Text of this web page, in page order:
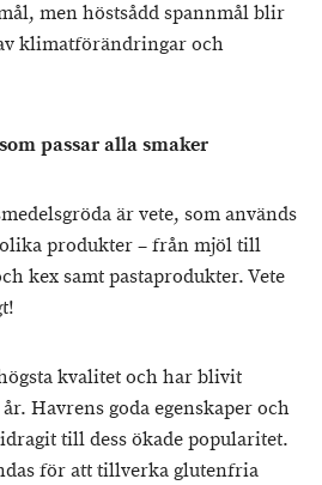
men höstsådd spannmål blir
klimatförändringar och
passar alla smaker
är vete, som används
produkter – från mjöl till
kex samt pastaprodukter. Vete
kvalitet och har blivit
Havrens goda egenskaper och
till dess ökade popularitet.
för att tillverka glutenfria